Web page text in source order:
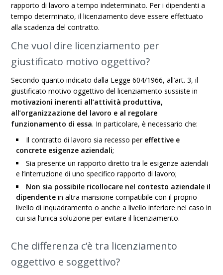
rapporto di lavoro a tempo indeterminato. Per i dipendenti a
tempo determinato, il licenziamento deve essere effettuato
alla scadenza del contratto.
Che vuol dire licenziamento per
giustificato motivo oggettivo?
Secondo quanto indicato dalla Legge 604/1966, all’art. 3, il
giustificato motivo oggettivo del licenziamento sussiste in
motivazioni inerenti all’attività produttiva,
all’organizzazione del lavoro e al regolare
funzionamento di essa. In particolare, è necessario che:
Il contratto di lavoro sia recesso per effettive e
concrete esigenze aziendali;
Sia presente un rapporto diretto tra le esigenze aziendali
e l’interruzione di uno specifico rapporto di lavoro;
Non sia possibile ricollocare nel contesto aziendale il
dipendente in altra mansione compatibile con il proprio
livello di inquadramento o anche a livello inferiore nel caso in
cui sia l’unica soluzione per evitare il licenziamento.
Che differenza c’è tra licenziamento
oggettivo e soggettivo?